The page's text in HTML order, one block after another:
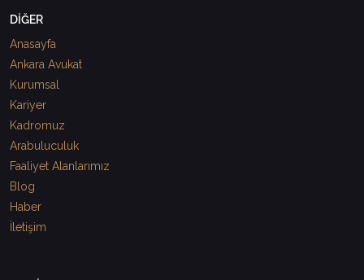
DİĞER
Anasayfa
Ankara Avukat
Kurumsal
Kariyer
Kadromuz
Arabuluculuk
Faaliyet Alanlarımız
Blog
Haber
İletişim